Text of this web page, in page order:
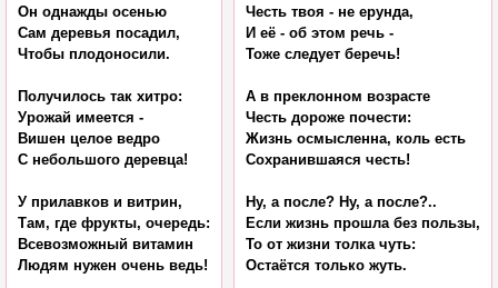
Он однажды осенью
Сам деревья посадил,
Чтобы плодоносили.
Получилось так хитро:
Урожай имеется -
Вишен целое ведро
С небольшого деревца!
У прилавков и витрин,
Там, где фрукты, очередь:
Всевозможный витамин
Людям нужен очень ведь!
Честь твоя - не ерунда,
И её - об этом речь -
Тоже следует беречь!
А в преклонном возрасте
Честь дороже почести:
Жизнь осмысленна, коль есть
Сохранившаяся честь!
Ну, а после? Ну, а после?..
Если жизнь прошла без пользы,
То от жизни толка чуть:
Остаётся только жуть.